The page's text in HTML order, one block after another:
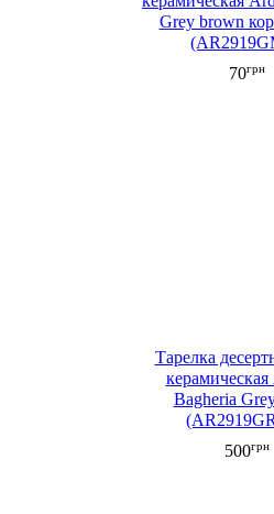
Grey brown
70грн
Тарелка
керамическая
Bagheria
500грн